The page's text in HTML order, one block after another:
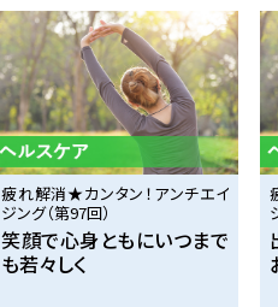
疲れ解消★カンタン！アンチエイ
ジング（第97回）
笑顔で心身ともにいつまで
も若々しく